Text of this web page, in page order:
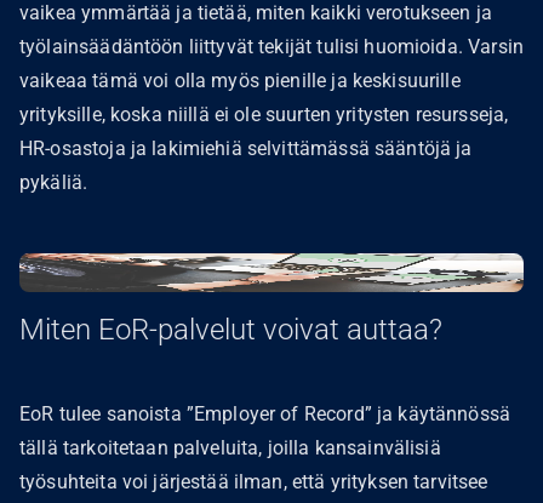
vaikea ymmärtää ja tietää, miten kaikki verotukseen ja
työlainsäädäntöön liittyvät tekijät tulisi huomioida. Varsin
vaikeaa tämä voi olla myös pienille ja keskisuurille
yrityksille, koska niillä ei ole suurten yritysten resursseja,
HR-osastoja ja lakimiehiä selvittämässä sääntöjä ja
pykäliä.
Miten EoR-palvelut voivat auttaa?
EoR tulee sanoista ”Employer of Record” ja käytännössä
tällä tarkoitetaan palveluita, joilla kansainvälisiä
työsuhteita voi järjestää ilman, että yrityksen tarvitsee